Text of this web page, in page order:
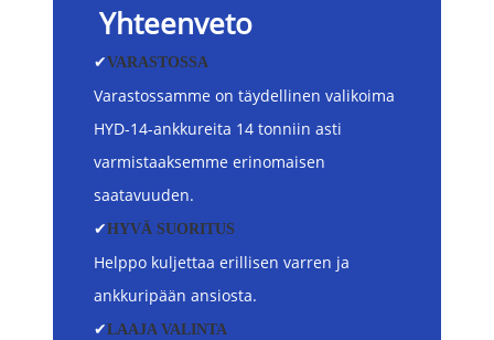
Yhteenveto
✔VARASTOSSA
Varastossamme on täydellinen valikoima
HYD-14-ankkureita 14 tonniin asti
varmistaaksemme erinomaisen
saatavuuden.
✔HYVÄ SUORITUS
Helppo kuljettaa erillisen varren ja
ankkuripään ansiosta.
✔LAAJA VALINTA